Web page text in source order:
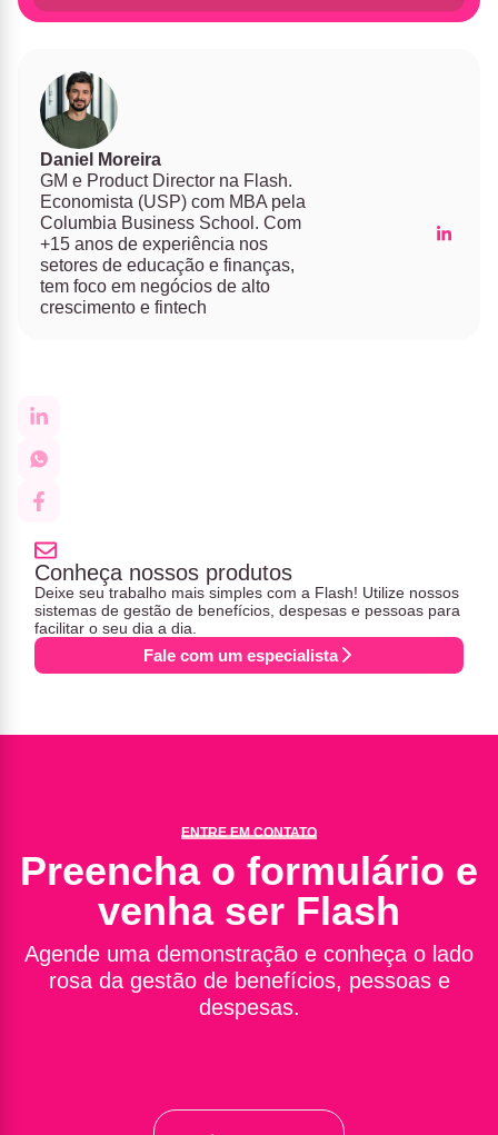
Daniel Moreira
GM e Product Director na Flash.
Economista (USP) com MBA pela
Columbia Business School. Com
+15 anos de experiência nos
setores de educação e finanças,
tem foco em negócios de alto
crescimento e fintech
Conheça nossos produtos
Deixe seu trabalho mais simples com a Flash! Utilize nossos
sistemas de gestão de benefícios, despesas e pessoas para
facilitar o seu dia a dia.
Fale com um especialista
ENTRE EM CONTATO
Preencha o formulário e
venha ser Flash
Agende uma demonstração e conheça o lado
rosa da gestão de benefícios, pessoas e
despesas.